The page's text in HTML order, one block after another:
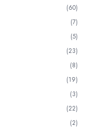
60
7
5
23
8
19
3
22
2